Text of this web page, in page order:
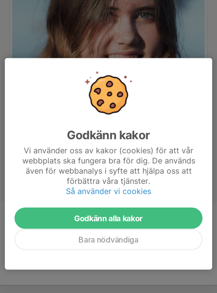
Ålder 16 år
Godkänn kakor
Vi använder oss av kakor (cookies) för att vår
webbplats ska fungera bra för dig. De används
även för webbanalys i syfte att hjälpa oss att
förbättra våra tjänster.
Så använder vi cookies
Godkänn alla kakor
Bara nödvändiga